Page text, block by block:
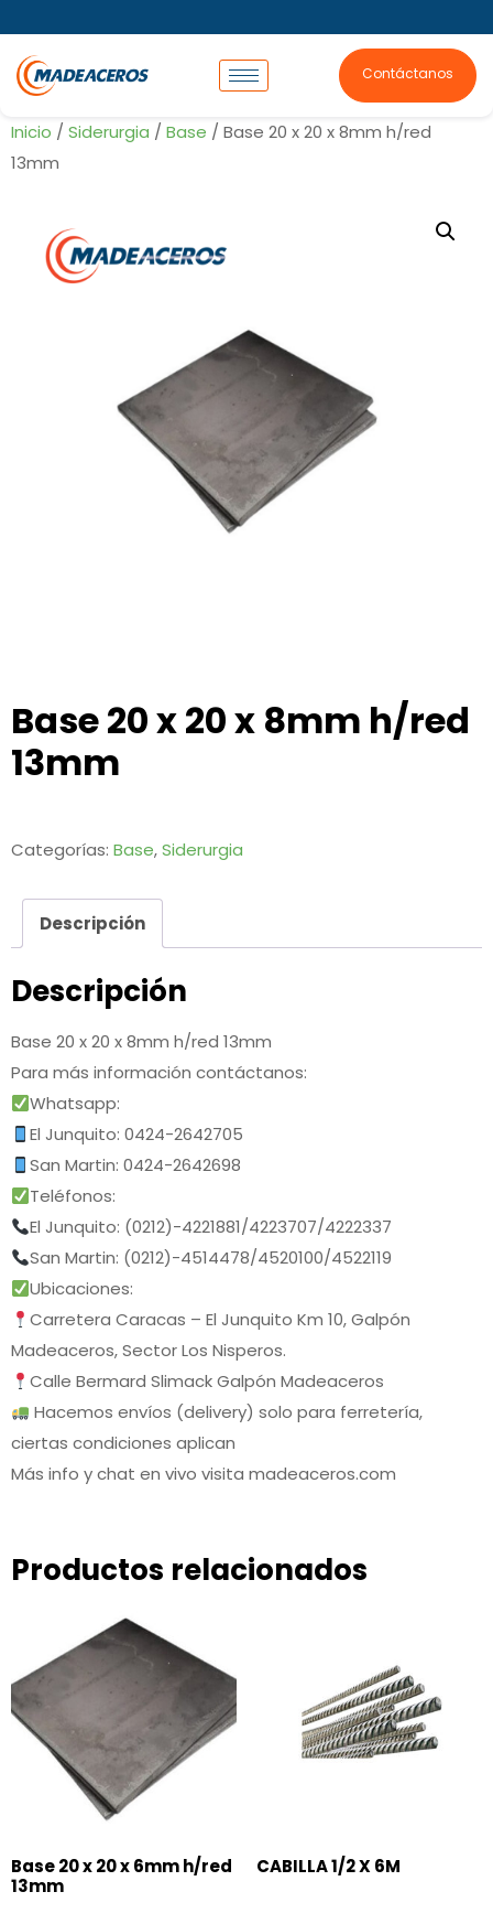
Contáctanos
Inicio / Siderurgia / Base / Base 20 x 20 x 8mm h/red
13mm
Base 20 x 20 x 8mm h/red
13mm
Categorías: Base,Siderurgia
Descripción
Descripción
Base 20 x 20 x 8mm h/red 13mm
Para más información contáctanos:
Whatsapp:
El Junquito: 0424-2642705
San Martin: 0424-2642698
Teléfonos:
El Junquito: (0212)-4221881/4223707/4222337
San Martin: (0212)-4514478/4520100/4522119
Ubicaciones:
Carretera Caracas – El Junquito Km 10, Galpón
Madeaceros, Sector Los Nisperos.
Calle Bermard Slimack Galpón Madeaceros
Hacemos envíos (delivery) solo para ferretería,
ciertas condiciones aplican
Más info y chat en vivo visita madeaceros.com
Productos relacionados
Base 20 x 20 x 6mm h/red
13mm
CABILLA 1/2 X 6M